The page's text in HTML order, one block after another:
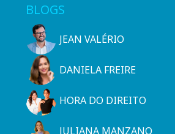
BLOGS
JEAN VALÉRIO
DANIELA FREIRE
HORA DO DIREITO
JULIANA MANZANO